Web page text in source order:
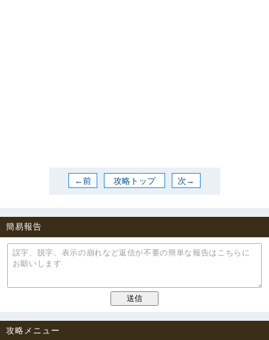
←前 攻略トップ 次→
簡易報告
攻略メニュー